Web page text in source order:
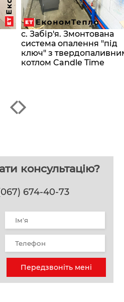
с. Забір'я. Змонтована
система опалення "під
ключ" з
котлом Candle Time
консультацію?
674-40-73
Передзвоніть мені